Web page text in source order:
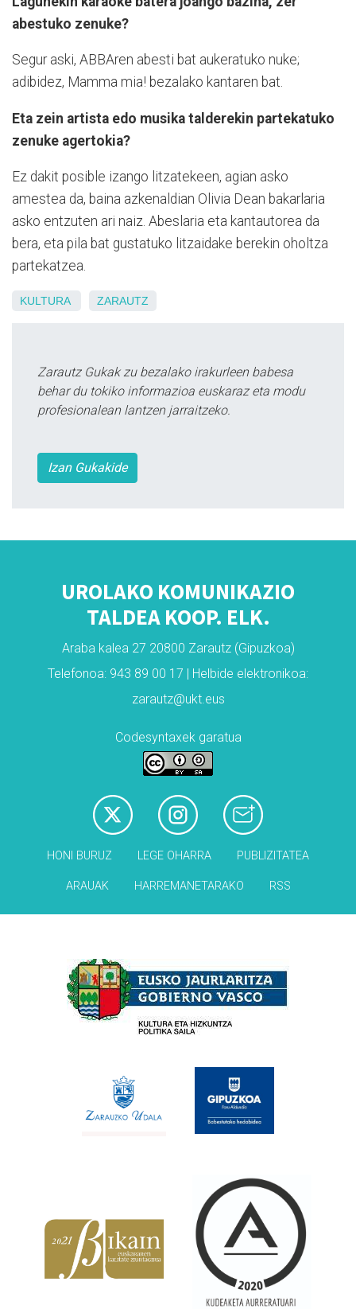
abestuko zenuke?
Segur aski, ABBAren abesti bat aukeratuko nuke;
adibidez, Mamma mia! bezalako kantaren bat.
Eta zein artista edo musika talderekin partekatuko
zenuke agertokia?
Ez dakit posible izango litzatekeen, agian asko
amestea da, baina azkenaldian Olivia Dean bakarlaria
asko entzuten ari naiz. Abeslaria eta kantautorea da
bera, eta pila bat gustatuko litzaidake berekin oholtza
partekatzea.
KULTURA ZARAUTZ
Zarautz Gukak zu bezalako irakurleen babesa
behar du tokiko informazioa euskaraz eta modu
profesionalean lantzen jarraitzeko.
Izan Gukakide
UROLAKO KOMUNIKAZIO
TALDEA KOOP. ELK.
Araba kalea 27 20800 Zarautz (Gipuzkoa)
Telefonoa: 943 89 00 17 | Helbide elektronikoa:
zarautz@ukt.eus
Codesyntaxek garatua
HONI BURUZ LEGE OHARRA PUBLIZITATEA
ARAUAK HARREMANETARAKO RSS